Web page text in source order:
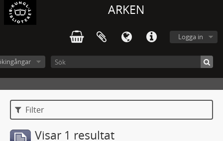
ARKEN
Logga in
Filter
Visar 1 resultat